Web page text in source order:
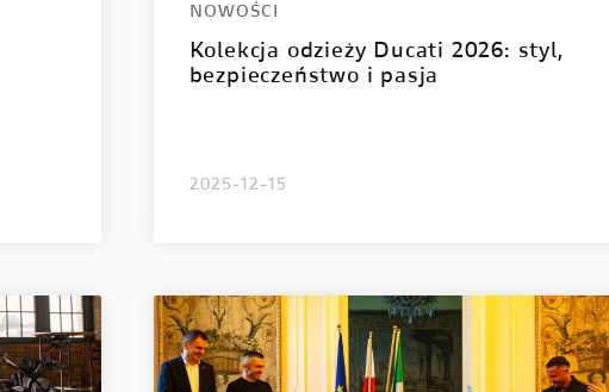
NOWOŚCI
Kolekcja odzieży Ducati 2026: styl,
bezpieczeństwo i pasja
2025-12-15